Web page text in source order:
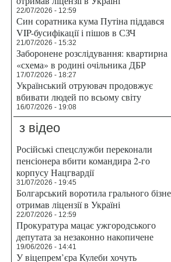
22/07/2026 - 12:59
Син соратника кума Путіна піддався
VIP-бусифікації і пішов в СЗЧ
21/07/2026 - 15:32
Заборонене розслідування: квартирна
«схема» в родині очільника ДБР
17/07/2026 - 18:27
Український отруювач продовжує
вбивати людей по всьому світу
16/07/2026 - 19:08
з відео
Російські спецслужби переконали
пенсіонера вбити командира 2-го
корпусу Нацгвардії
31/07/2026 - 19:45
Болгарський воротила грального
отримав ліцензії в Україні
22/07/2026 - 12:59
Прокуратура мацає ужгородського
депутата за незаконно накопичене
19/06/2026 - 14:41
У віцепрем’єра Кулеби хочуть